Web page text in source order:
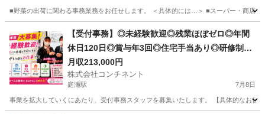
■野菜の出荷に関わる事務業務をお任せします。 ＜具体的には…＞ ■スーパー・商店
一般事務
【受付事務】◎未経験歓迎◎残業ほぼゼロ◎年間
休日120日◎賞与年3回◎住宅手当あり◎研修制度
充実♪
月収213,000円
株式会社コンチネント
庭瀬駅 7月8日
事業を拡大していくにあたり、受付事務スタッフを募集いたします。 【具体的なお